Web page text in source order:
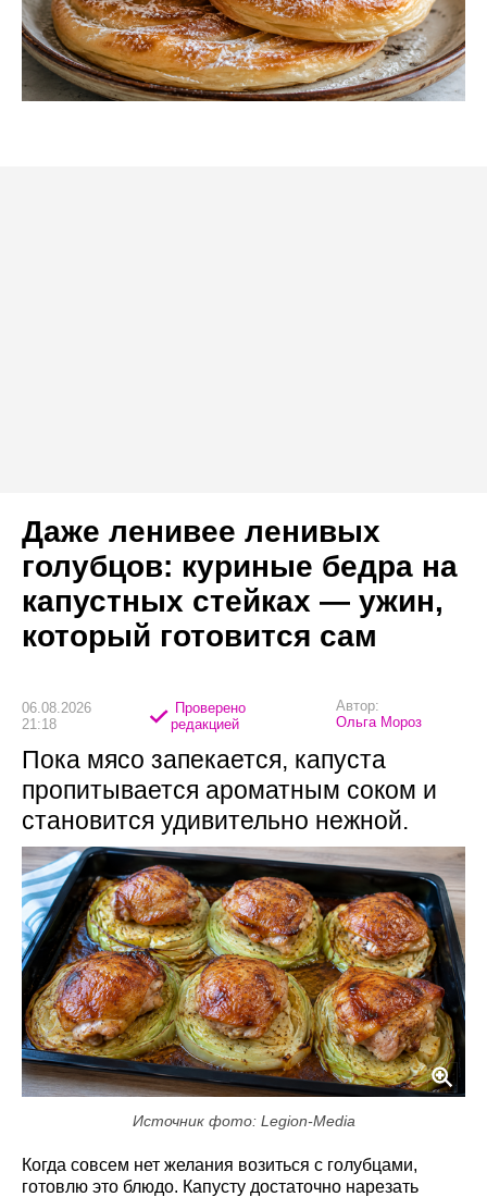
Даже ленивее ленивых
голубцов: куриные бедра на
капустных стейках — ужин,
который готовится сам
06.08.2026
21:18
Проверено
редакцией
Автор:
Ольга Мороз
Пока мясо запекается, капуста
пропитывается ароматным соком и
становится удивительно нежной.
Источник фото: Legion-Media
Когда совсем нет желания возиться с голубцами,
готовлю это блюдо. Капусту достаточно нарезать